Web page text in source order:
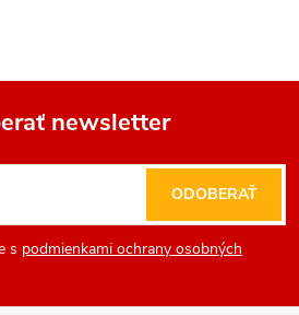
newsletter
s podmienkami ochrany osobných
ODOBERAŤ